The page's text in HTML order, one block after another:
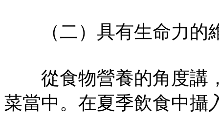
（二）具有生命力的
從食物營養的角度講
菜當中。在夏季飲食中攝